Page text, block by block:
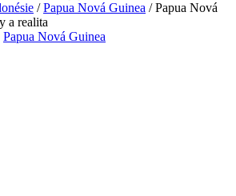
/ Papua Nová Guinea / Papua Nová
a realita
Papua Nová Guinea